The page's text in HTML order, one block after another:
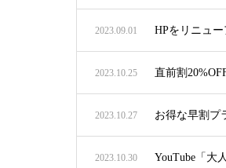
2023.09.01 HPをリニュー
2023.10.25 直前割
2023.10.27 お得な早割プ
2023.10.30 YouTube「大